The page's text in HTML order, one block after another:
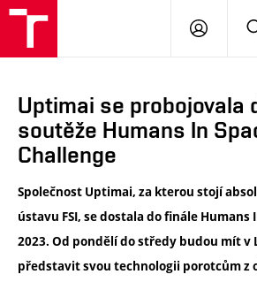
Uptimai se probojovala
soutěže Humans In
Challenge
Společnost Uptimai, za kterou stojí
ústavu FSI, se dostala do finále Humans
2023. Od pondělí do středy budou mít v
představit svou technologii porotcům z